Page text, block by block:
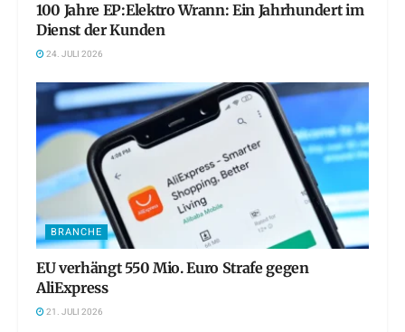
100 Jahre EP:Elektro Wrann: Ein Jahrhundert im
Dienst der Kunden
24. JULI 2026
BRANCHE
EU verhängt 550 Mio. Euro Strafe gegen
AliExpress
21. JULI 2026